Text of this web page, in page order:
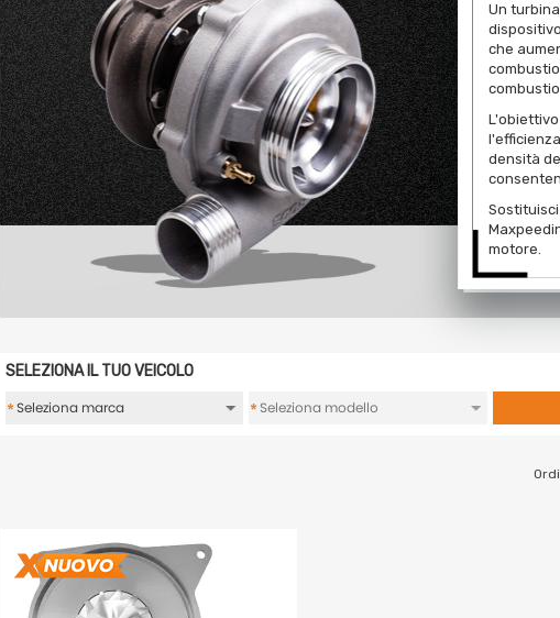
Un
che
densità
motore.
SELEZIONA IL TUO VEICOLO
* *